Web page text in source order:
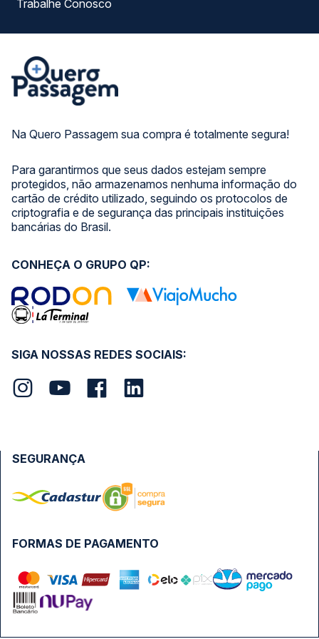
Na Quero Passagem sua compra é totalmente segura!
Para garantirmos que seus dados estejam sempre
protegidos, não armazenamos nenhuma informação do
cartão de crédito utilizado, seguindo os protocolos de
criptografia e de segurança das principais instituições
bancárias do Brasil.
Trabalhe Conosco
SIGA NOSSAS REDES SOCIAIS:
CONHEÇA O GRUPO QP:
FORMAS DE PAGAMENTO
SEGURANÇA